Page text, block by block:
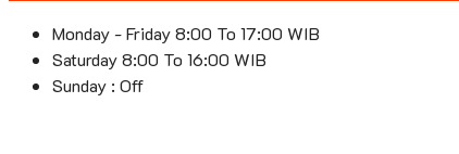
Monday - Friday 8:00 To 17:00 WIB
Saturday 8:00 To 16:00 WIB
Sunday : Off